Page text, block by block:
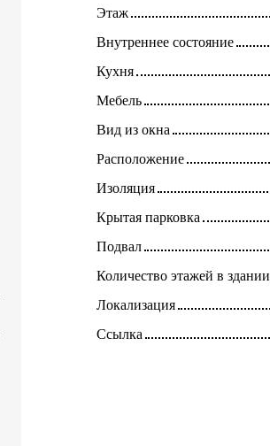
Этаж
Внутреннее состояние
Кухня
Мебель
Вид из окна
Расположение
Изоляция
Крытая парковка
Подвал
Количество этажей в здании
Локализация
Ссылка